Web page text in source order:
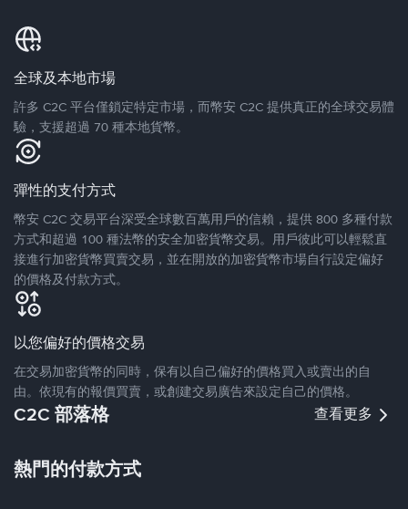
全球及本地市場
許多 C2C 平台僅鎖定特定市場，而幣安 C2C 提供真正的全球交易體
驗，支援超過 70 種本地貨幣。
彈性的支付方式
幣安 C2C 交易平台深受全球數百萬用戶的信賴，提供 800 多種付款
方式和超過 100 種法幣的安全加密貨幣交易。用戶彼此可以輕鬆直
接進行加密貨幣買賣交易，並在開放的加密貨幣市場自行設定偏好
的價格及付款方式。
以您偏好的價格交易
在交易加密貨幣的同時，保有以自己偏好的價格買入或賣出的自
由。依現有的報價買賣，或創建交易廣告來設定自己的價格。
C2C 部落格 查看更多
熱門的付款方式